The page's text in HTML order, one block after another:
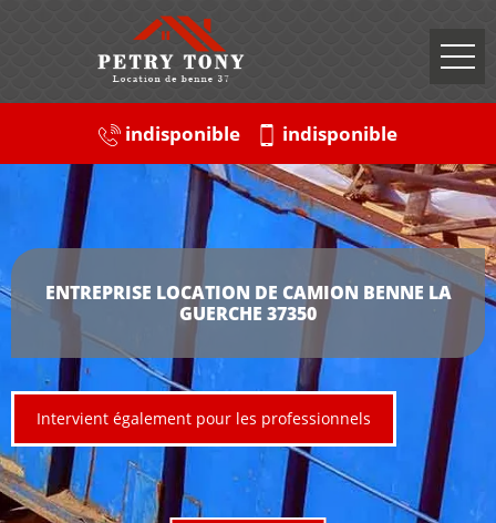
indisponible indisponible
ENTREPRISE LOCATION DE CAMION BENNE LA
GUERCHE 37350
Intervient également pour les professionnels